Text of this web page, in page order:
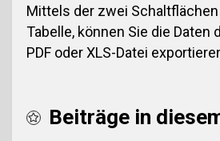
Mittels der zwei Schaltflächen
Tabelle, können Sie die Daten
PDF oder XLS-Datei
Beiträge in